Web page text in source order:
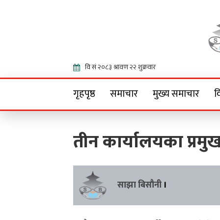
गृहपृष्ठ समाचार मुख्य समाचार
तीन कार्यालयका
साझा बिसौनी ।